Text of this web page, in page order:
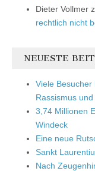
Dieter Vollmer
rechtlich nicht
NEUESTE
Viele
Rassismus
3,74 Millionen
Windeck
Eine neue
Sankt
Nach